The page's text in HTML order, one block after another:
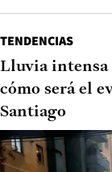
TENDENCIAS
Lluvia intensa
cómo será el
Santiago